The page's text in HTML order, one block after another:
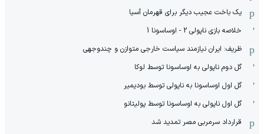
یک باخت عجیب دیگر برای قهرمان آسیا
خلاصه بازی ناپولی 2 - اوساسونا 1
ظریف: ایران نیازمند سیاست خارجی متوازن و چندوجهی
گل دوم ناپولی به اوساسونا توسط لوکا
گل اول اوساسونا به ناپولی توسط بودیمیر
گل اول ناپولی به اوساسونا توسط پولیتانو
قرارداد سرمربی مصر تمدید شد